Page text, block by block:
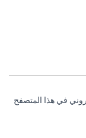
في هذا المتصفح